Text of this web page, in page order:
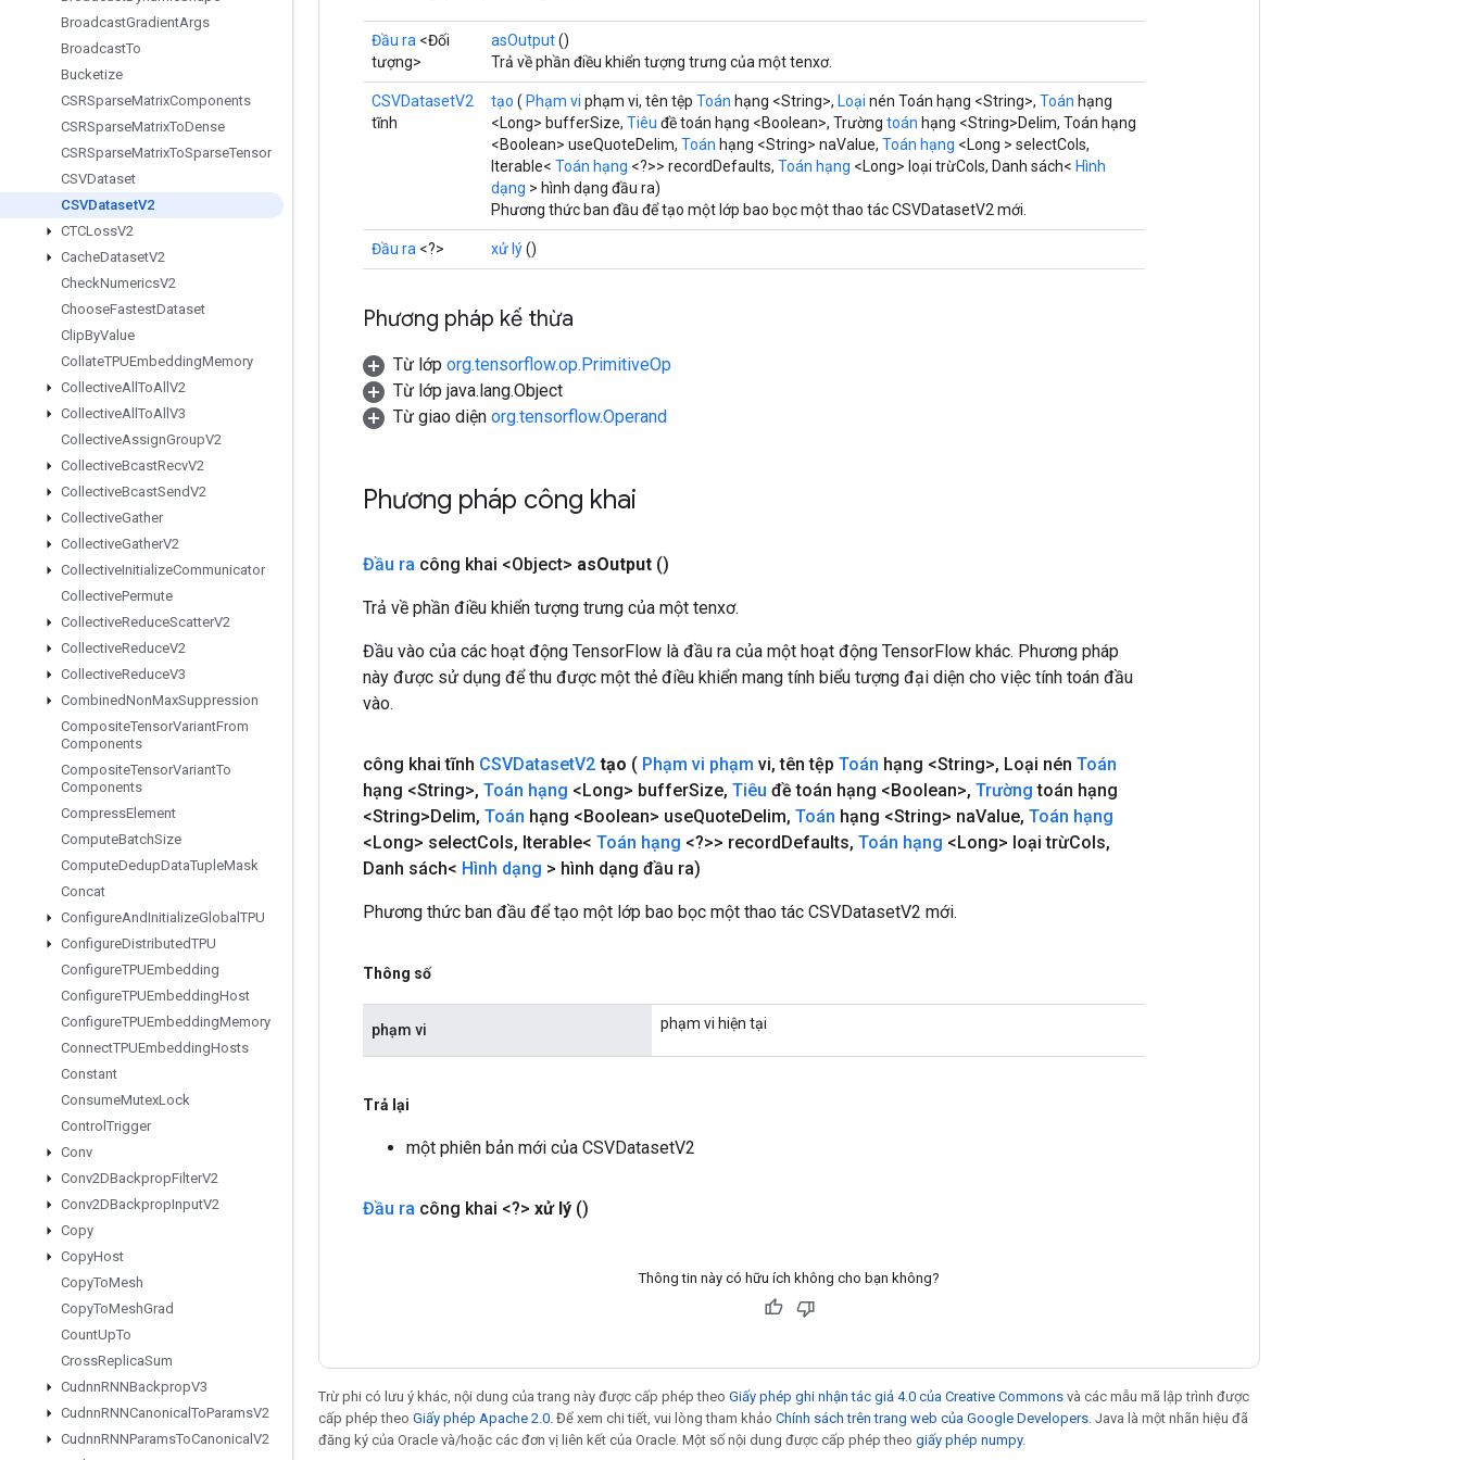
BroadcastGradientArgs
BroadcastTo
Bucketize
CSRSparseMatrixComponents
CSRSparseMatrixToDense
CSRSparseMatrixToSparseTensor
CSVDataset
CSVDatasetV2
CTCLossV2
CacheDatasetV2
CheckNumericsV2
ChooseFastestDataset
ClipByValue
CollateTPUEmbeddingMemory
CollectiveAll ToAll V2
CollectiveAll ToAll V3
CollectiveAssignGroupV2
CollectiveBcastRecvV2
CollectiveBcastSendV2
CollectiveGather
CollectiveGatherV2
CollectiveInitializeCommunicator
CollectivePermute
CollectiveReduceScatterV2
CollectiveReduceV2
CollectiveReduceV3
CombinedNonMaxSuppression
CompositeTensorVariantFrom
Components
CompositeTensorVariantTo
Components
CompressElement
ComputeBatchSize
ComputeDedupDataTupleMask
Concat
ConfigureAndInitializeGlobal TPU
ConfigureDistributedTPU
ConfigureTPUEmbedding
ConfigureTPUEmbeddingHost
ConfigureTPUEmbeddingMemory
ConnectTPUEmbeddingHosts
Constant
ConsumeMutexLock
Control Trigger
Conv
Conv2DBackpropFilterV2
Conv2DBackpropInputV2
Copy
CopyHost
CopyToMesh
CopyToMeshGrad
CountUpTo
CrossReplicaSum
CudnnRNNBackpropV3
CudnnRNNCanonical ToParamsV2
CudnnRNNParamsToCanonical V2
Đầu ra <Đối
tượng>
asOutput()
Trả về phần điều khiển tượng trưng của một tenxơ.
CSVDatasetV2
tĩnh
tạo ( Phạm vi phạm vi, tên tệp Toán hạng <String>, Loại nén Toán hạng <String>, Toán hạng
<Long> bufferSize, Tiêu đề toán hạng <Boolean>, Trường toán hạng <String>Delim, Toán hạng
<Boolean> useQuoteDelim, Toán hạng <String> naValue, Toán hạng <Long > selectCols,
Iterable< Toán hạng <?>> recordDefaults, Toán hạng <Long> loại trừCols, Danh sách< Hình
dạng > hình dạng đầu ra)
Phương thức ban đầu để tạo một lớp bao bọc một thao tác CSVDatasetV2 mới.
Đầu ra <?> xử lý()
Phương pháp kế thừa
Từ lớp org.tensorflow.op.PrimitiveOp
Từ lớp java.lang.Object
Từ giao diện org.tensorflow.Operand
Phương pháp công khai
Đầu ra công khai <Object> asOutput ()
Trả về phần điều khiển tượng trưng của một tenxơ.
Đầu vào của các hoạt động TensorFlow là đầu ra của một hoạt động TensorFlow khác. Phương pháp
này được sử dụng để thu được một thẻ điều khiển mang tính biểu tượng đại diện cho việc tính toán đầu
vào.
công khai tĩnh CSVDatasetV2 tạo ( Phạm vi phạm vi, tên tệp Toán hạng <String>, Loại nén Toán
hạng <String>, Toán hạng <Long> bufferSize, Tiêu đề toán hạng <Boolean>, Trường toán hạng
<String>Delim, Toán hạng <Boolean> useQuoteDelim, Toán hạng <String> naValue, Toán hạng
<Long> selectCols, Iterable< Toán hạng <?>> recordDefaults, Toán hạng <Long> loại trừCols,
Danh sách< Hình dạng > hình dạng đầu ra)
Phương thức ban đầu để tạo một lớp bao bọc một thao tác CSVDatasetV2 mới.
Thông số
phạm vi phạm vi hiện tại
Trả lại
một phiên bản mới của CSVDatasetV2
Đầu ra công khai <?> xử lý ()
Thông tin này có hữu ích không cho bạn không?
Trừ phi có lưu ý khác, nội dung của trang này được cấp phép theo Giấy phép ghi nhận tác giả 4.0 của Creative Commons và các mẫu mã lập trình được
cấp phép theo Giấy phép Apache 2.0 . Để xem chi tiết, vui lòng tham khảo Chính sách trên trang web của Google Developers . Java là một nhãn hiệu đã
đăng ký của Oracle và/hoặc các đơn vị liên kết của Oracle. Một số nội dung được cấp phép theo giấy phép numpy.